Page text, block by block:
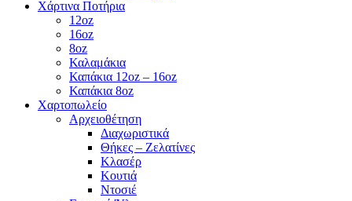
Χάρτινα Ποτήρια
12oz
16oz
8oz
Καλαμάκια
Καπάκια 12oz – 16oz
Καπάκια 8oz
Χαρτοπωλείο
Αρχειοθέτηση
Διαχωριστικά
Θήκες – Ζελατίνες
Κλασέρ
Κουτιά
Ντοσιέ